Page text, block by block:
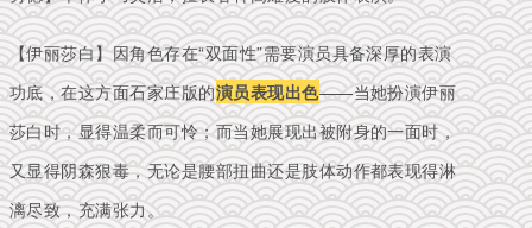
【伊丽莎白】因角色存在“双面性”需要演员具备深厚的表演
功底，在这方面石家庄版的演员表现出色——当她扮演伊丽
莎白时，显得温柔而可怜；而当她展现出被附身的一面时，
又显得阴森狠毒，无论是腰部扭曲还是肢体动作都表现得淋
漓尽致，充满张力。